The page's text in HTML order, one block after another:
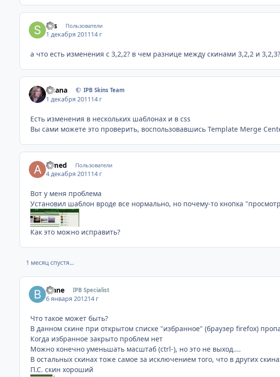
Sys Пользователи
1 декабря 201114 г
а что есть изменения с 3,2,2? в чем разнице между скинами 3,2,2 и 3,2,3?
Fisana IPB Skins Team
1 декабря 201114 г
Есть изменения в нескольких шаблонах и в css
Вы сами можете это проверить, воспользовавшись Template Merge
aimed Пользователи
4 декабря 201114 г
Вот у меня проблема
Установил шаблон вроде все нормально, но почему-то кнопка
Как это можно исправить?
1 месяц спустя...
blane IPB Specialist
6 января 201214 г
Что такое может быть?
В данном скине при открытом списке "избранное" (браузер firefox)
Когда избранное закрыто проблем нет
Можно конечно уменьшать масштаб (ctrl-), но это не выход....
В остальных скинах тоже самое за исключением того, что в других
П.С. скин хороший